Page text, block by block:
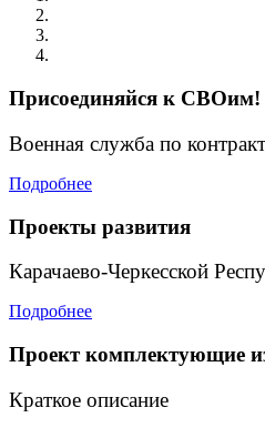
Присоединяйся к СВОим!
Военная служба по
Подробнее
Проекты развития
Карачаево-Черкесской
Подробнее
Проект комплектующие
Краткое описание